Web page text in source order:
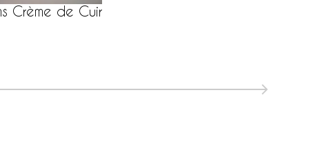
Crème de Cuir